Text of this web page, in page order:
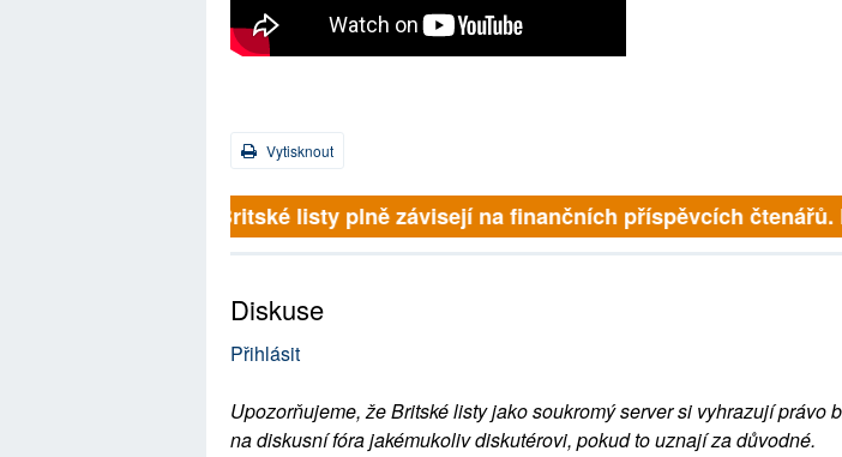
Vytisknout
Britské listy plně závisejí na finančních příspěvcích čtenářů.
Diskuse
Přihlásit
Upozorňujeme, že Britské listy jako soukromý server si vyhrazují právo
na diskusní fóra jakémukoliv diskutérovi, pokud to uznají za důvodné.